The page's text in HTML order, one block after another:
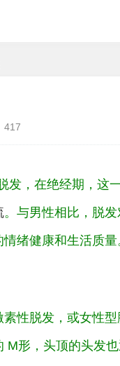
417
发，在绝经期，这
。与男性相比，脱
绪健康和生活质量
性脱发，或女性
形，头顶的头发